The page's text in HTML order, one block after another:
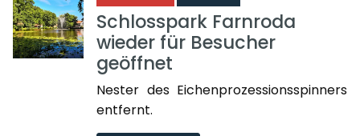
Schlosspark Farnroda
wieder für Besucher
geöffnet
Nester des Eichenprozessionsspinners
entfernt.